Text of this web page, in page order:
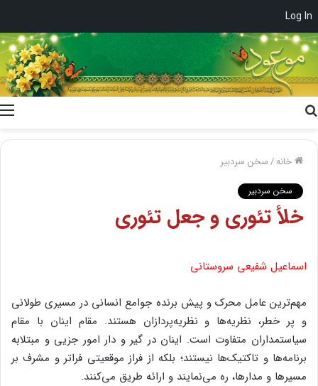
Log In
خانه/سخن سردبیر
سخن سردبیر
خلأ تئوری و جعل تئوری
اسماعیل شفیعی سروستانی
مهم‌ترین عامل محرک و پیش برنده جوامع انسانی در مسیری طولانی
و پر خطر، نظریه‌ها و نظریه‌پردازان هستند. مقام اینان با مقام
سیاستمداران متفاوت است. اینان در گیر و دار امور جزیی و مبتلابه
برنامه‌ها و تاکتیک‌ها نیستند؛ بلکه از فراز موقعیتی فراتر و مشرف بر
مسیرها و مدارها، ره می‌نمایند و ارائه طریق می‌کنند.